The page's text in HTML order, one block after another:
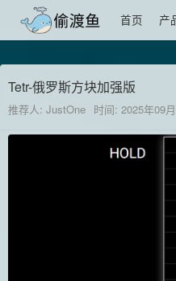
首页 产
Tetr-俄罗斯方块加强版
推荐人: JustOne 时间: 2025年09